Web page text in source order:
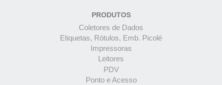
PRODUTOS
Coletores de Dados
Etiquetas, Rótulos, Emb. Picolé
Impressoras
Leitores
PDV
Ponto e Acesso